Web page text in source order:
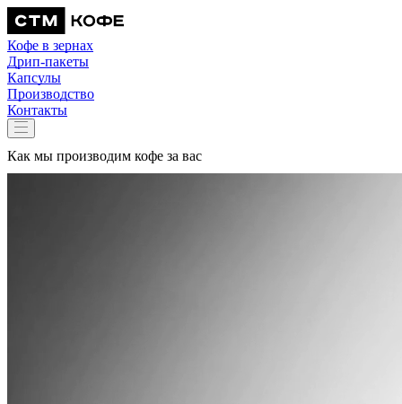
Кофе в зернах
Дрип-пакеты
Капсулы
Производство
Контакты
Как мы производим кофе за вас